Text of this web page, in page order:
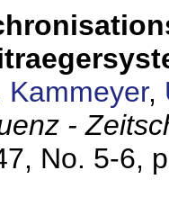
Kammeyer,
-
No. 5-6,